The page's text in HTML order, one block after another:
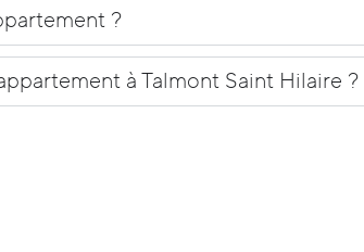
?
à Talmont Saint Hilaire ?